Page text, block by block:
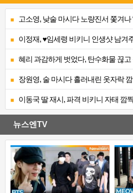
고소영, 낮술 마시다 노량진서 쫓겨나
이정재, ♥임세령 비키니 인생샷 남
혜리 과감하게 벗었다, 탄수화물 끊고
장원영, 술 마시다 흘러내린 옷자락
이동국 딸 재시, 파격 비키니 자태 깜
뉴스엔TV